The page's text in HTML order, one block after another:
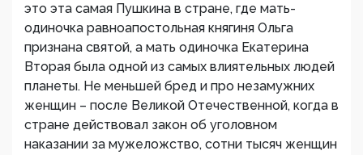
это эта самая Пушкина в стране, где мать-
одиночка равноапостольная княгиня Ольга
признана святой, а мать одиночка Екатерина
Вторая была одной из самых влиятельных людей
планеты. Не меньшей бред и про незамужних
женщин – после Великой Отечественной, когда в
стране действовал закон об уголовном
наказании за мужеложство, сотни тысяч женщин